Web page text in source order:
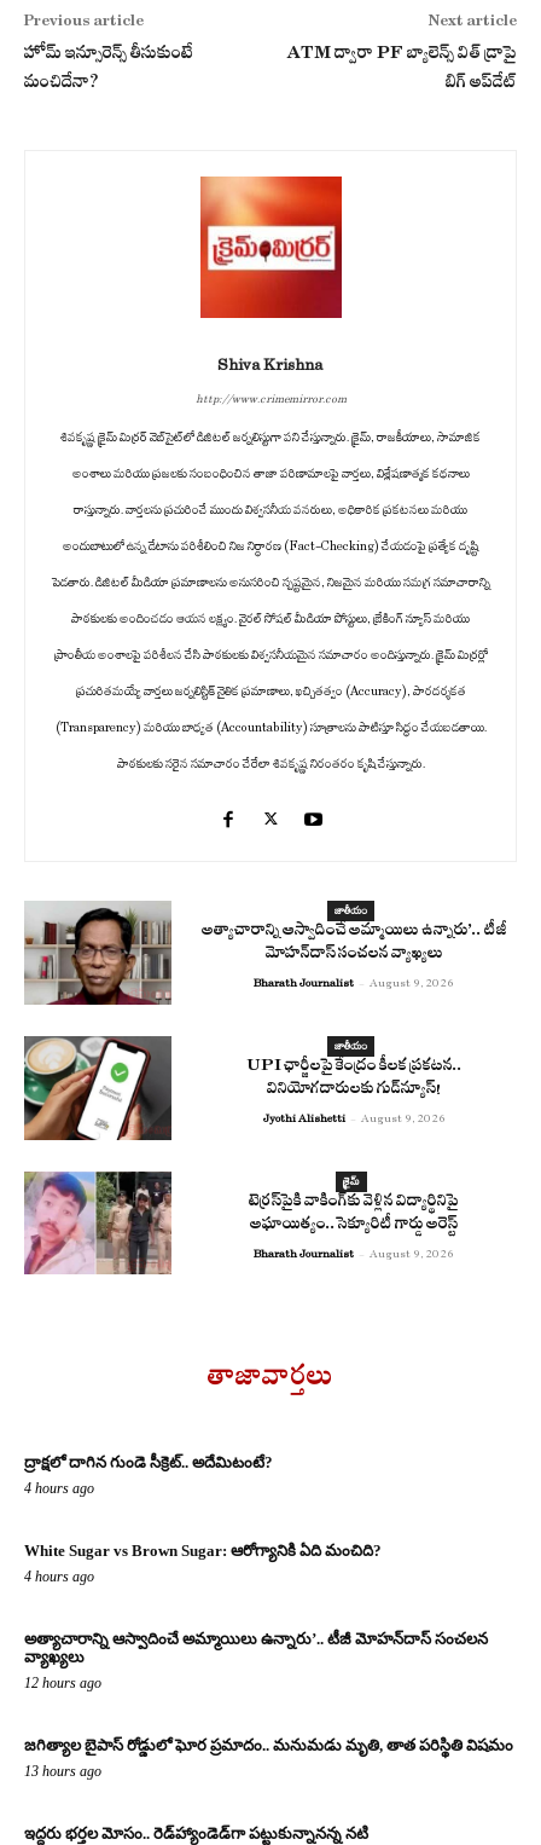
Previous article
హోమ్ ఇన్సూరెన్స్ తీసుకుంటే
మంచిదేనా?
Next article
ATM ద్వారా PF బ్యాలెన్స్ విత్ డ్రాపై
బిగ్ అప్‌డేట్
Shiva Krishna
http://www.crimemirror.com
శివకృష్ణ క్రైమ్ మిర్రర్ వెబ్‌సైట్‌లో డిజిటల్ జర్నలిస్టుగా పని చేస్తున్నారు. క్రైమ్, రాజకీయాలు, సామాజిక
అంశాలు మరియు ప్రజలకు సంబంధించిన తాజా పరిణామాలపై వార్తలు, విశ్లేషణాత్మక కథనాలు
రాస్తున్నారు. వార్తలను ప్రచురించే ముందు విశ్వసనీయ వనరులు, అధికారిక ప్రకటనలు మరియు
అందుబాటులో ఉన్న డేటాను పరిశీలించి నిజ నిర్ధారణ (Fact-Checking) చేయడంపై ప్రత్యేక దృష్టి
పెడతారు. డిజిటల్ మీడియా ప్రమాణాలను అనుసరించి స్పష్టమైన, నిజమైన మరియు సమగ్ర సమాచారాన్ని
పాఠకులకు అందించడం ఆయన లక్ష్యం. వైరల్ సోషల్ మీడియా పోస్టులు, బ్రేకింగ్ న్యూస్ మరియు
ప్రాంతీయ అంశాలపై పరిశీలన చేసి పాఠకులకు విశ్వసనీయమైన సమాచారం అందిస్తున్నారు. క్రైమ్ మిర్రర్లో
ప్రచురితమయ్యే వార్తలు జర్నలిస్టిక్ నైతిక ప్రమాణాలు, ఖచ్చితత్వం (Accuracy), పారదర్శకత
(Transparency) మరియు బాధ్యత (Accountability) సూత్రాలను పాటిస్తూ సిద్ధం చేయబడతాయి.
పాఠకులకు సరైన సమాచారం చేరేలా శివకృష్ణ నిరంతరం కృషి చేస్తున్నారు.
జాతీయం
అత్యాచారాన్ని ఆస్వాదించే అమ్మాయిలు ఉన్నారు’.. టీజీ
మోహన్‌దాస్‌ సంచలన వ్యాఖ్యలు
Bharath Journalist - August 9, 2026
జాతీయం
UPI ఛార్జీలపై కేంద్రం కీలక ప్రకటన..
వినియోగదారులకు గుడ్‌న్యూస్!
Jyothi Alishetti - August 9, 2026
క్రైమ్
టెర్రస్‌పైకి వాకింగ్‌కు వెళ్లిన విద్యార్థినిపై
అఘాయిత్యం..సెక్యూరిటీ గార్డు అరెస్ట్
Bharath Journalist - August 9, 2026
తాజావార్తలు
ద్రాక్షలో దాగిన గుండె సీక్రెట్.. అదేమిటంటే?
4 hours ago
White Sugar vs Brown Sugar: ఆరోగ్యానికి ఏది మంచిది?
4 hours ago
అత్యాచారాన్ని ఆస్వాదించే అమ్మాయిలు ఉన్నారు’.. టీజీ మోహన్‌దాస్‌ సంచలన
వ్యాఖ్యలు
12 hours ago
జగిత్యాల బైపాస్‌ రోడ్డులో ఘోర ప్రమాదం.. మనుమడు మృతి, తాత పరిస్థితి విషమం
13 hours ago
ఇద్దరు భర్తల మోసం.. రెడ్‌హ్యాండెడ్‌గా పట్టుకున్నానన్న నటి